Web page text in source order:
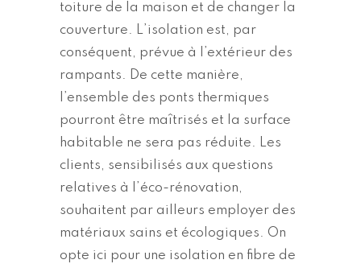
toiture de la maison et de changer la
couverture. L’isolation est, par
conséquent, prévue à l’extérieur des
rampants. De cette manière,
l’ensemble des ponts thermiques
pourront être maîtrisés et la surface
habitable ne sera pas réduite. Les
clients, sensibilisés aux questions
relatives à l’éco-rénovation,
souhaitent par ailleurs employer des
matériaux sains et écologiques. On
opte ici pour une isolation en fibre de